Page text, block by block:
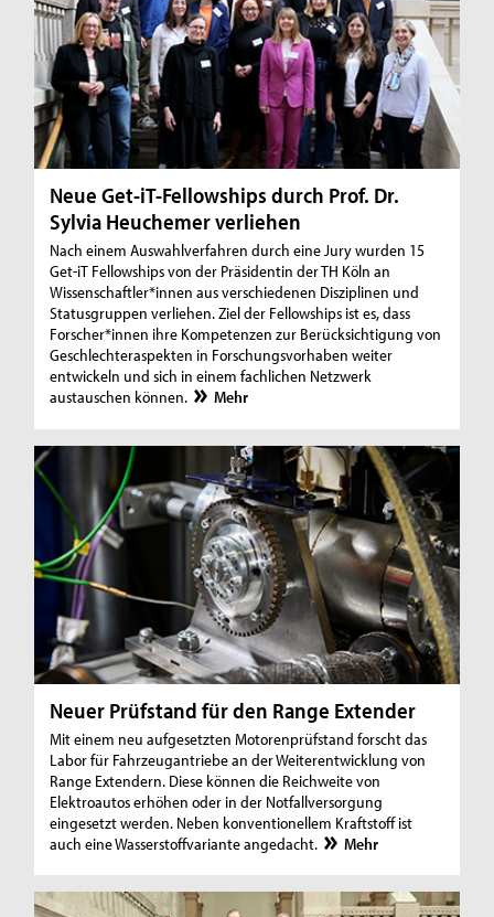
Neue Get-iT-Fellowships durch Prof. Dr.
Sylvia Heuchemer verliehen
Nach einem Auswahlverfahren durch eine Jury wurden 15
Get-iT Fellowships von der Präsidentin der TH Köln an
Wissenschaftler*innen aus verschiedenen Disziplinen und
Statusgruppen verliehen. Ziel der Fellowships ist es, dass
Forscher*innen ihre Kompetenzen zur Berücksichtigung von
Geschlechteraspekten in Forschungsvorhaben weiter
entwickeln und sich in einem fachlichen Netzwerk
austauschen können.
Mehr
Neuer Prüfstand für den Range Extender
Mit einem neu aufgesetzten Motorenprüfstand forscht das
Labor für Fahrzeugantriebe an der Weiterentwicklung von
Range Extendern. Diese können die Reichweite von
Elektroautos erhöhen oder in der Notfallversorgung
eingesetzt werden. Neben konventionellem Kraftstoff ist
auch eine Wasserstoffvariante angedacht.
Mehr